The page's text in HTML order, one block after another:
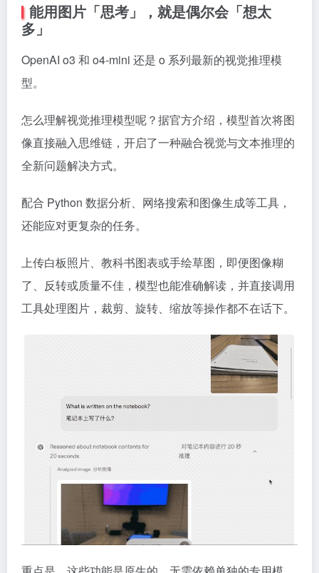
能用图片「思考」，就是偶尔会「想太
多」
OpenAI o3 和 o4-mini 还是 o 系列最新的视觉推理模
型。
怎么理解视觉推理模型呢？据官方介绍，模型首次将图
像直接融入思维链，开启了一种融合视觉与文本推理的
全新问题解决方式。
配合 Python 数据分析、网络搜索和图像生成等工具，
还能应对更复杂的任务。
上传白板照片、教科书图表或手绘草图，即便图像糊
了、反转或质量不佳，模型也能准确解读，并直接调用
工具处理图片，裁剪、旋转、缩放等操作都不在话下。